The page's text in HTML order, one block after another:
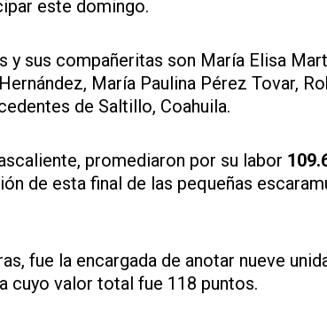
este domingo.
sus compañeritas son María Elisa
María Paulina Pérez Tovar,
de Saltillo, Coahuila.
promediaron por su labor
de esta final de las pequeñas
fue la encargada de anotar nueve
cuyo valor total fue 118 puntos.